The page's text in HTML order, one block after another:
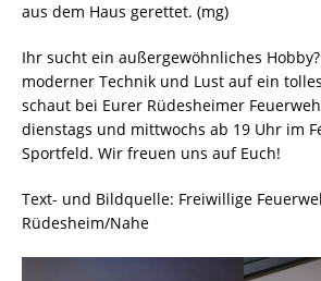
aus dem Haus gerettet. (mg)
Ihr sucht ein außergewöhnliches
moderner Technik und Lust auf ein
schaut bei Eurer Rüdesheimer
dienstags und mittwochs ab 19 Uhr im
Sportfeld. Wir freuen uns auf Euch!
Text- und Bildquelle: Freiwillige
Rüdesheim/Nahe